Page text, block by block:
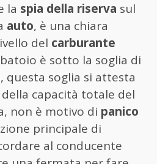
la spia della riserva sul
auto, è una chiara
del carburante
è sotto la soglia di
questa soglia si attesta
capacità totale del
non è motivo di panico
principale di
al conducente